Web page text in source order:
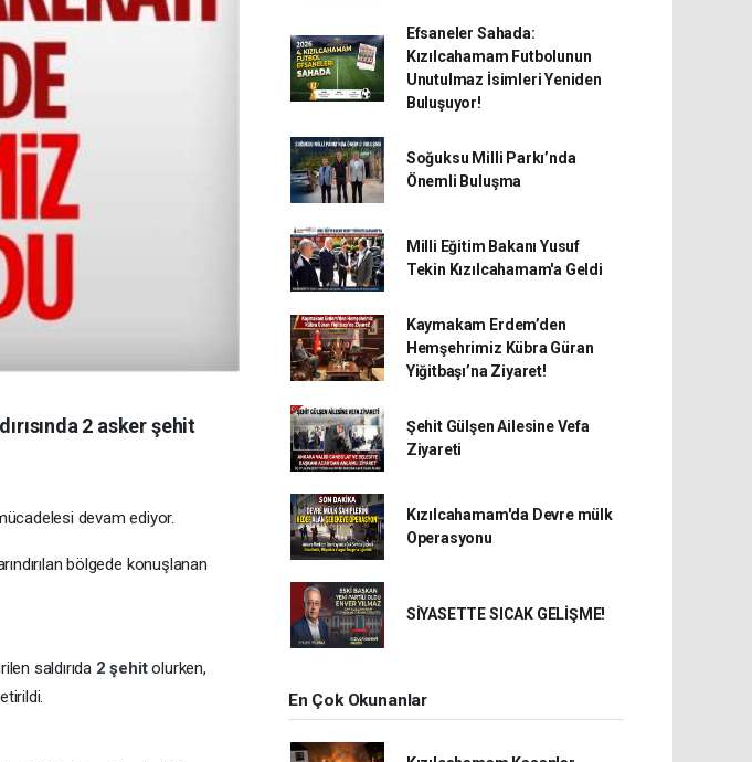
2 asker şehit
devam ediyor.
bölgede konuşlanan
saldırıda 2şehitolurken,
Efsaneler Sahada:
Kızılcahamam Futbolunun
Unutulmaz İsimleri Yeniden
Buluşuyor!
Soğuksu Milli Parkı’nda
Önemli Buluşma
Milli Eğitim Bakanı Yusuf
Tekin Kızılcahamam'a Geldi
Kaymakam Erdem’den
Hemşehrimiz Kübra Güran
Yiğitbaşı’na Ziyaret!
Şehit Gülşen Ailesine Vefa
Ziyareti
Kızılcahamam'da Devre mülk
Operasyonu
SİYASETTE SICAK GELİŞME!
En Çok Okunanlar